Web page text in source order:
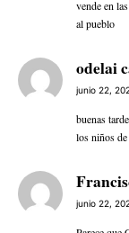
vende en
al pueblo
odelai
junio 22,
buenas
los niños
junio 22,